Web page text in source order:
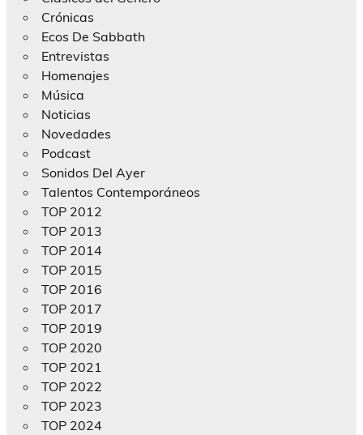
Crónicas
Ecos De Sabbath
Entrevistas
Homenajes
Música
Noticias
Novedades
Podcast
Sonidos Del Ayer
Talentos Contemporáneos
TOP 2012
TOP 2013
TOP 2014
TOP 2015
TOP 2016
TOP 2017
TOP 2019
TOP 2020
TOP 2021
TOP 2022
TOP 2023
TOP 2024